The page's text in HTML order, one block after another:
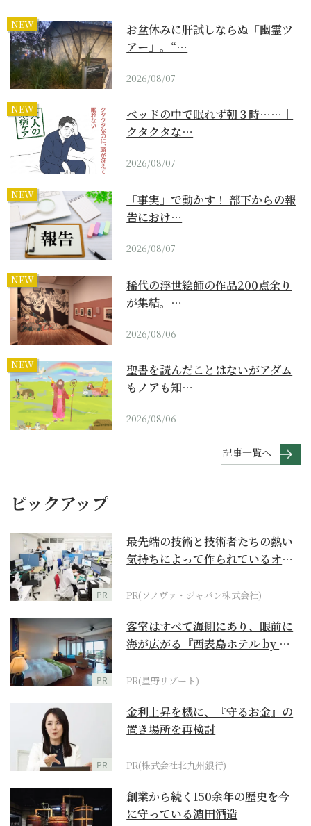
NEW
お盆休みに肝試しならぬ「幽霊ツ
アー」。“…
2026/08/07
NEW
ベッドの中で眠れず朝３時……｜
クタクタな…
2026/08/07
NEW
「事実」で動かす！ 部下からの報
告におけ…
2026/08/07
NEW
稀代の浮世絵師の作品200点余り
が集結。…
2026/08/06
NEW
聖書を読んだことはないがアダム
もノアも知…
2026/08/06
記事一覧へ
ピックアップ
PR
最先端の技術と技術者たちの熱い
気持ちによって作られているオー
PR(ソノヴァ・ジャパン株式会社)
PR
客室はすべて海側にあり、眼前に
海が広がる『西表島ホテル by 星
PR(星野リゾート)
PR
金利上昇を機に、『守るお金』の
置き場所を再検討
PR(株式会社北九州銀行)
創業から続く150余年の歴史を今
に守っている濵田酒造